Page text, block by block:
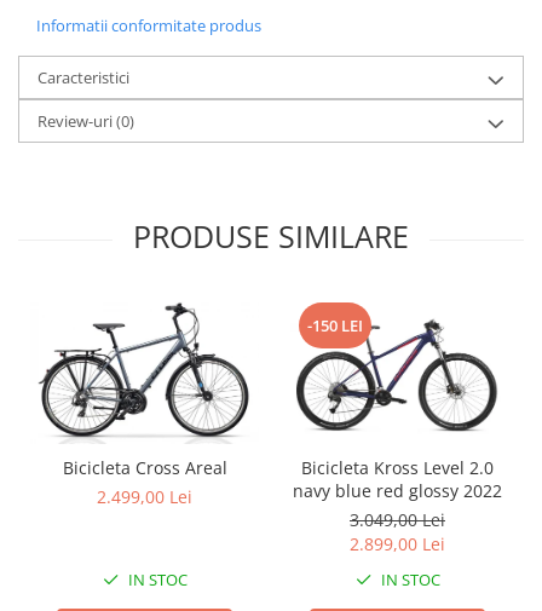
Arcuri
Groupset
Informatii conformitate produs
Caracteristici
Review-uri(0)
PRODUSE SIMILARE
Bicicleta Cross Areal
2.499,00 Lei
IN STOC
-150 LEI
Bicicleta Kross Level 2.0
navy blue red glossy 2022
3.049,00 Lei
2.899,00 Lei
IN STOC